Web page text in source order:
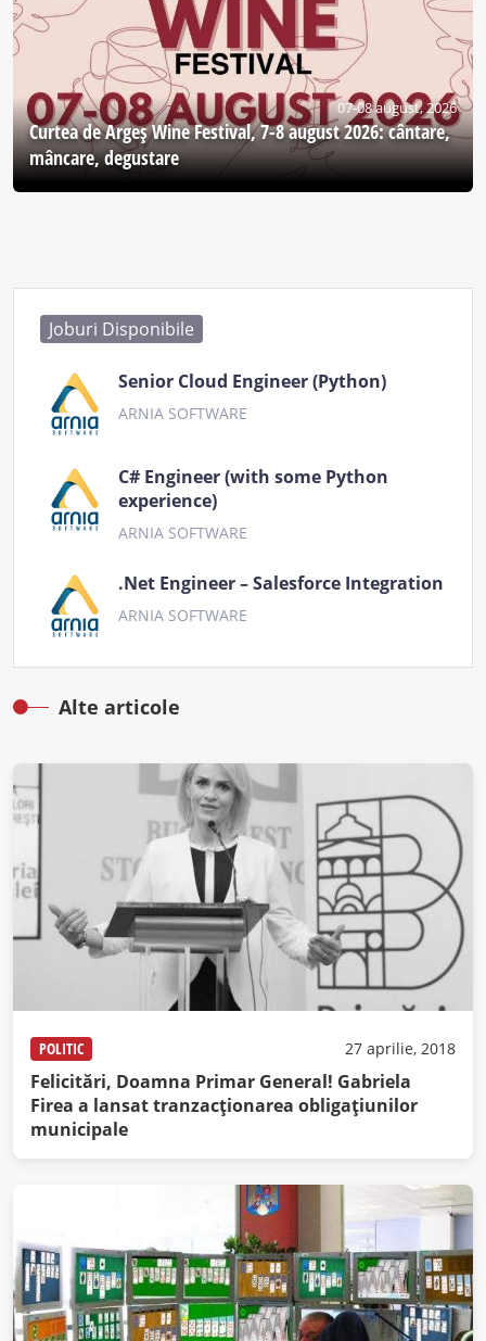
07-08 august, 2026
Curtea de Argeş Wine Festival, 7-8 august 2026: cântare,
mâncare, degustare
Joburi Disponibile
Senior Cloud Engineer (Python)
ARNIA SOFTWARE
C# Engineer (with some Python
experience)
ARNIA SOFTWARE
.Net Engineer – Salesforce Integration
ARNIA SOFTWARE
Alte articole
POLITIC 27 aprilie, 2018
Felicitări, Doamna Primar General! Gabriela
Firea a lansat tranzacționarea obligațiunilor
municipale